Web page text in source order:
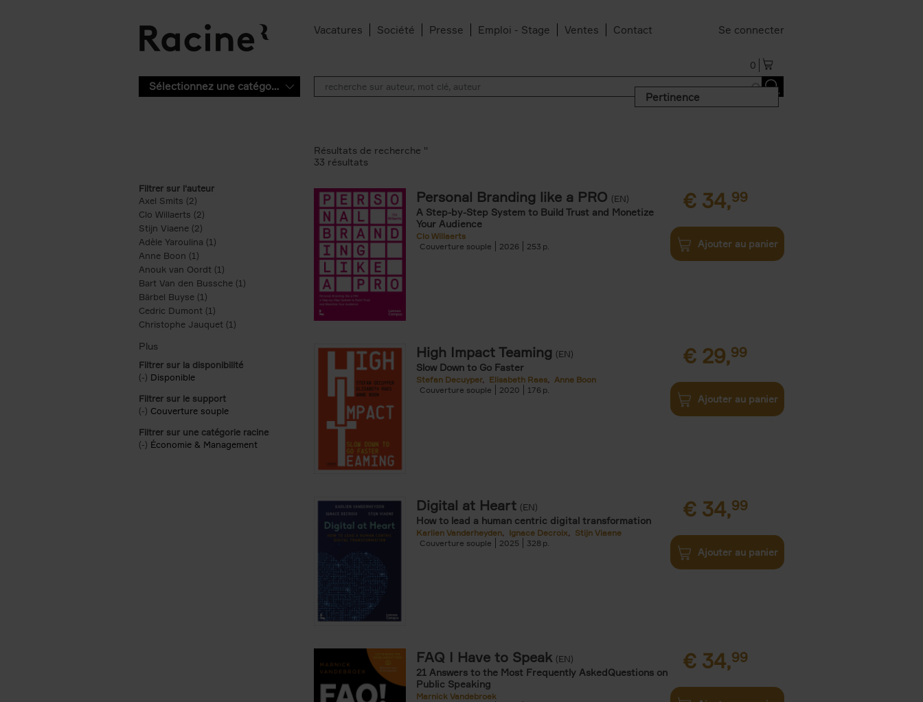
Vacatures Société Presse Emploi - Stage Ventes Contact Se connecter
0
Sélectionnez une catégorie
Pertinence
Filtrer sur l'auteur
Axel Smits (2)
Clo Willaerts (2)
Stijn Viaene (2)
Adèle Yaroulina (1) Apply Adèle Yaroulina filter
Anne Boon (1)
Anouk van Oordt (1) Apply Anouk van Oordt filter
Bart Van den Bussche (1) Apply Bart Van den Bussche filter
Bärbel Buyse (1)
Cedric Dumont (1) Apply Cedric Dumont filter
Christophe Jauquet (1) Apply Christophe Jauquet filter
Filtrer sur la disponibilité
(-) Remove Disponible filter
Disponible
Filtrer sur le support
(-) Remove Couverture souple filter
Couverture souple
Filtrer sur une catégorie racine
(-) Remove Économie & Management filter
Économie & Management
Résultats de recherche ''
33 résultats
Personal Branding like a PRO (EN)
A Step-by-Step System to Build Trust and Monetize
Your Audience
Clo Willaerts
Couverture souple
2026 253
€ 34,99
Ajouter au panier
High Impact Teaming (EN)
Slow Down to Go Faster
Stefan Decuyper Elisabeth Raes
Anne Boon
Couverture souple
2020 176
€ 29,99
Ajouter au panier
Digital at Heart (EN)
How to lead a human centric digital transformation
Karlien Vanderheyden Ignace Decroix
Stijn Viaene
Couverture souple
2025 328
€ 34,99
Ajouter au panier
FAQ I Have to Speak (EN)
21 Answers to the Most Frequently AskedQuestions on
Public Speaking
Marnick Vandebroek
€ 34,99